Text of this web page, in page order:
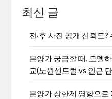
최신 글
전·후 사진 공개 신뢰도
분양가 궁금할 때, 모델
교(노원센트럴 vs 인근
분양가 상한제 영향으